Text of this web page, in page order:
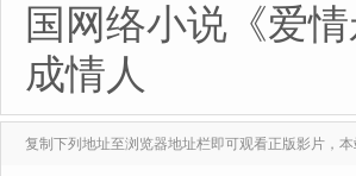
国网络小说《爱
成情人
复制下列地址至浏览器地址栏即可观看正版影片，本